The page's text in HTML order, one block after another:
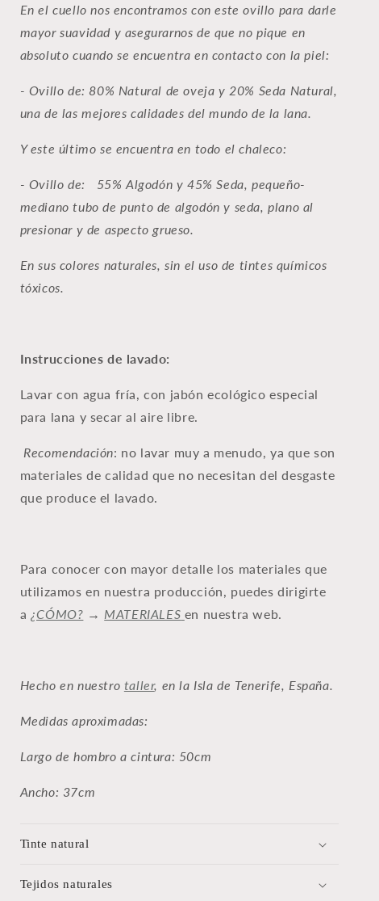
En el cuello nos encontramos con este ovillo para darle
mayor suavidad y asegurarnos de que no pique en
absoluto cuando se encuentra en contacto con la piel:
- Ovillo de: 80% Natural de oveja y 20% Seda Natural,
una de las mejores calidades del mundo de la lana.
Y este último se encuentra en todo el chaleco:
- Ovillo de:
55% Algodón y 45% Seda, pequeño-
mediano tubo de punto de algodón y seda, plano al
presionar y de aspecto grueso.
En sus colores naturales, sin el uso de tintes químicos
tóxicos.
Instrucciones de lavado:
Lavar con agua fría, con jabón ecológico especial
para lana y secar al aire libre.
Recomendación: no lavar muy a menudo, ya que son
materiales de calidad que no necesitan del desgaste
que produce el lavado.
Para conocer con mayor detalle los materiales que
utilizamos en nuestra producción, puedes dirigirte
a ¿CÓMO? → MATERIALES en nuestra web.
Hecho en nuestro taller, en la Isla de Tenerife, España.
Medidas aproximadas:
Largo de hombro a cintura: 50cm
Ancho: 37cm
Tinte natural
Tejidos naturales